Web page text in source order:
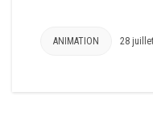
ANIMATION 28